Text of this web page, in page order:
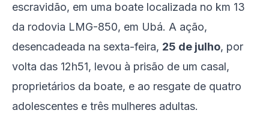
escravidão, em uma boate localizada no km 13
da rodovia LMG-850, em Ubá. A ação,
desencadeada na sexta-feira, 25 de julho, por
volta das 12h51, levou à prisão de um casal,
proprietários da boate, e ao resgate de quatro
adolescentes e três mulheres adultas.